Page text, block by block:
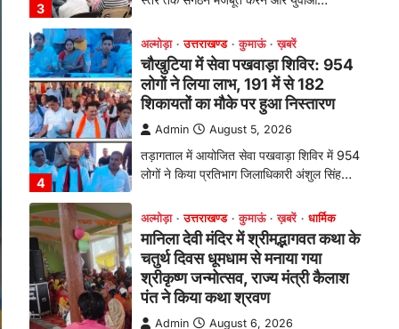
मानिला देवी मंदिर में श्रीमद्भागवत कथा के
चतुर्थ दिवस धूमधाम से मनाया गया
श्रीकृष्ण जन्मोत्सव, राज्य मंत्री कैलाश
पंत ने किया कथा श्रवण
Admin August 6, 2026
रानीखेत। मानिला देवी मंदिर, कमराड़/विनायक क्षेत्र
में आयोजित श्रीमद्भागवत कथा के चतुर्थ दिवस
अल्मोड़ा उत्तराखण्ड कुमाऊं ख़बरें
रानीखेत में शिक्षा-स्वास्थ्य व्यवस्था पर
फूटा कांग्रेस का गुस्सा, मंत्री और
सरकार का पुतला फूंका
Admin August 6, 2026